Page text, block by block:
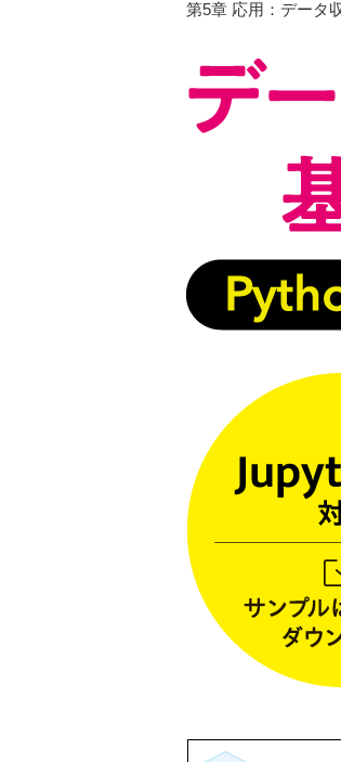
第5章 応用：データ